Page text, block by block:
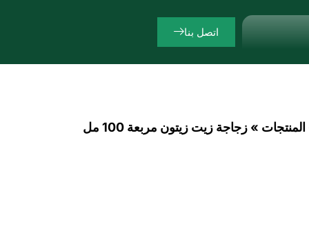
اتصل بنا
المنتجات » زجاجة زيت زيتون مربعة 100 مل